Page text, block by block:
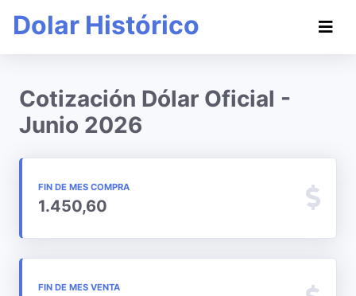
Dolar Histórico
Cotización Dólar Oficial -
Junio 2026
FIN DE MES COMPRA
1.450,60
FIN DE MES VENTA